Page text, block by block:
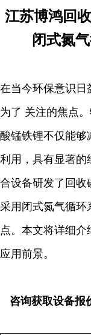
江苏博鸿回
闭式氮
在当今环保意识日
为了 关注的焦点
酸锰铁锂不仅能够
利用，具有显著的
合设备研发了回收
采用闭式氮气循环
点。本文将详细介
应用前景。
咨询获取设备报